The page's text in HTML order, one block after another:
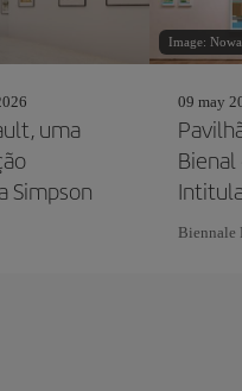
uma
Simpson
Image:
09 may
Bienal
Biennale